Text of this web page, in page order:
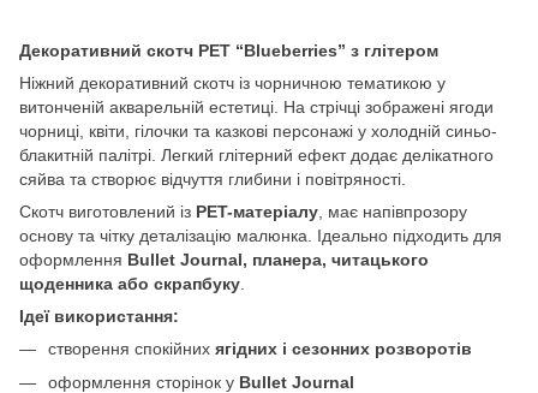
Декоративний скотч PET “Blueberries” з глітером
Ніжний декоративний скотч із чорничною тематикою у
витонченій акварельній естетиці. На стрічці зображені ягоди
чорниці, квіти, гілочки та казкові персонажі у холодній синьо-
блакитній палітрі. Легкий глітерний ефект додає делікатного
сяйва та створює відчуття глибини і повітряності.
Скотч виготовлений із PET-матеріалу , має напівпрозору
основу та чітку деталізацію малюнка. Ідеально підходить для
оформлення Bullet Journal, планера, читацького
щоденника або скрапбуку
Ідеї використання:
створення спокійних ягідних і сезонних розворотів
оформлення сторінок у Bullet Journal